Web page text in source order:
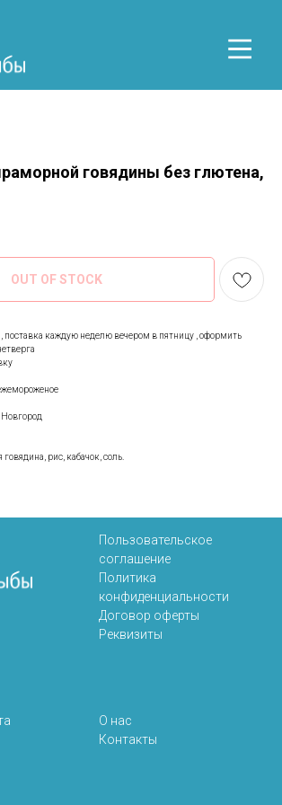
говядины без глютена,
OUT OF STOCK
, поставка каждую неделю вечером в пятницу , оформить
рис, кабачок, соль.
Пользовательское
соглашение
Политика
конфиденциальности
Договор оферты
Реквизиты
О нас
Контакты